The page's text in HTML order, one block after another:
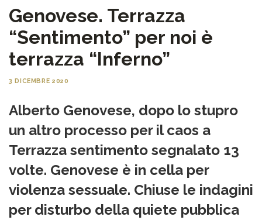
Genovese. Terrazza
“Sentimento” per noi è
terrazza “Inferno”
3 DICEMBRE 2020
Alberto Genovese, dopo lo stupro
un altro processo per il caos a
Terrazza sentimento segnalato 13
volte. Genovese è in cella per
violenza sessuale. Chiuse le indagini
per disturbo della quiete pubblica